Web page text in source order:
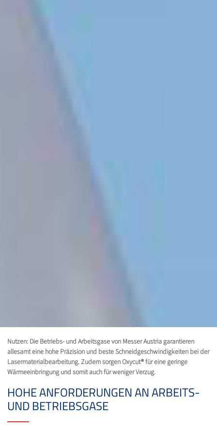
Nutzen: Die Betriebs- und Arbeitsgase von Messer Austria garantieren
allesamt eine hohe Präzision und beste Schneidgeschwindigkeiten bei der
Lasermaterialbearbeitung. Zudem sorgen Oxycut® für eine geringe
Wärmeeinbringung und somit auch für weniger Verzug.
HOHE ANFORDERUNGEN AN ARBEITS-
UND BETRIEBSGASE